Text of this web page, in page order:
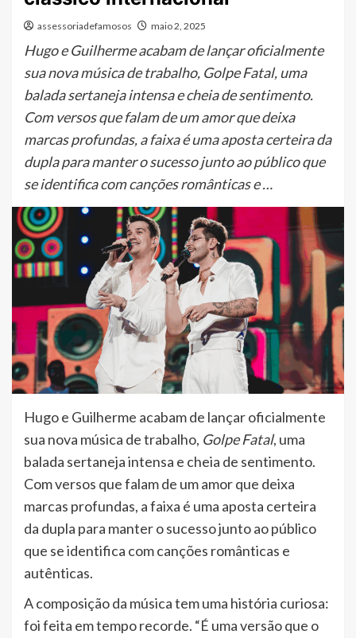
assessoriadefamosos maio 2, 2025
Hugo e Guilherme acabam de lançar oficialmente
sua nova música de trabalho, Golpe Fatal, uma
balada sertaneja intensa e cheia de sentimento.
Com versos que falam de um amor que deixa
marcas profundas, a faixa é uma aposta certeira da
dupla para manter o sucesso junto ao público que
se identifica com canções românticas e …
Hugo e Guilherme acabam de lançar oficialmente
sua nova música de trabalho, Golpe Fatal, uma
balada sertaneja intensa e cheia de sentimento.
Com versos que falam de um amor que deixa
marcas profundas, a faixa é uma aposta certeira
da dupla para manter o sucesso junto ao público
que se identifica com canções românticas e
autênticas.
A composição da música tem uma história curiosa:
foi feita em tempo recorde. “É uma versão que o